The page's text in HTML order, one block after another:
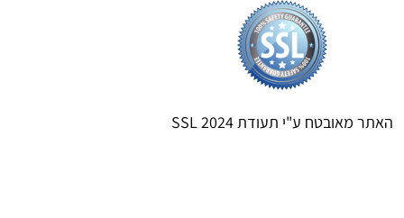
האתר מאובטח ע"י תעודת SSL 2024